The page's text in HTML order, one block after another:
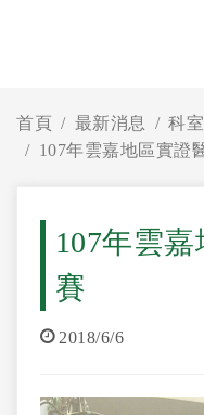
首頁 最新消息
科
107年雲嘉地區實證
107年雲
賽
2018/6/6